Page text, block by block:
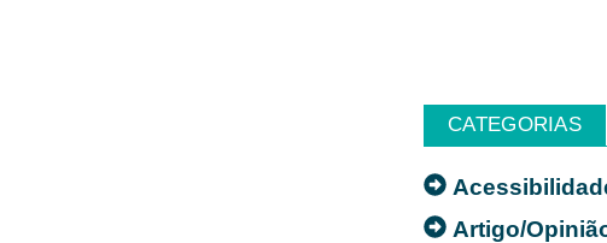
CATEGORIAS
Artigo/